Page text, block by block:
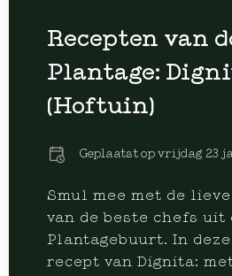
Recepten van
Plantage:
(Hoftuin)
Geplaatst op vrijdag 23
Smul mee met de
van de beste chefs uit
Plantagebuurt. In
recept van Dignita: